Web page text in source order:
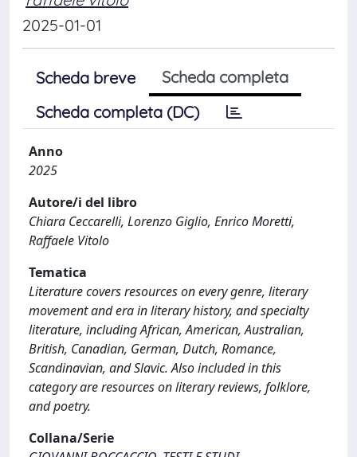
2025-01-01
Scheda breve
Scheda completa
Scheda completa (DC)
Anno
2025
Autore/i del libro
Chiara Ceccarelli, Lorenzo Giglio, Enrico Moretti,
Raffaele Vitolo
Tematica
Literature covers resources on every genre, literary
movement and era in literary history, and specialty
literature, including African, American, Australian,
British, Canadian, German, Dutch, Romance,
Scandinavian, and Slavic. Also included in this
category are resources on literary reviews, folklore,
and poetry.
Collana/Serie